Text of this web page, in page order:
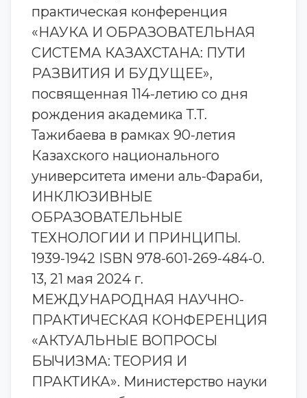
практическая конференция
«НАУКА И ОБРАЗОВАТЕЛЬНАЯ
СИСТЕМА КАЗАХСТАНА: ПУТИ
РАЗВИТИЯ И БУДУЩЕЕ»,
посвященная 114-летию со дня
рождения академика Т.Т.
Тажибаева в рамках 90-летия
Казахского национального
университета имени аль-Фараби,
ИНКЛЮЗИВНЫЕ
ОБРАЗОВАТЕЛЬНЫЕ
ТЕХНОЛОГИИ И ПРИНЦИПЫ.
1939-1942 ISBN 978-601-269-484-0.
13, 21 мая 2024 г.
МЕЖДУНАРОДНАЯ НАУЧНО-
ПРАКТИЧЕСКАЯ КОНФЕРЕНЦИЯ
«АКТУАЛЬНЫЕ ВОПРОСЫ
БЫЧИЗМА: ТЕОРИЯ И
ПРАКТИКА». Министерство науки